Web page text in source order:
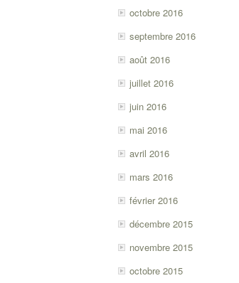
octobre 2016
septembre 2016
août 2016
juillet 2016
juin 2016
mai 2016
avril 2016
mars 2016
février 2016
décembre 2015
novembre 2015
octobre 2015